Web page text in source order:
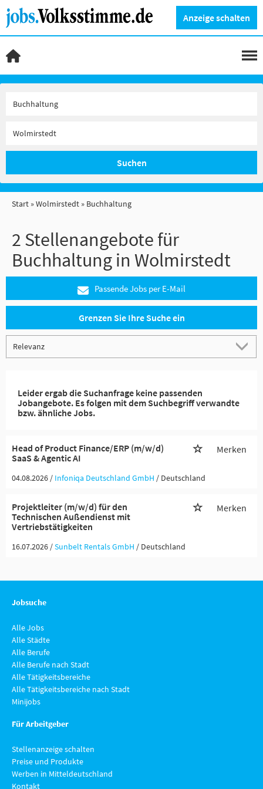
Anzeige schalten
Suchen
Start Wolmirstedt Buchhaltung
2 Stellenangebote für
Buchhaltung in Wolmirstedt
Passende Jobs per E-Mail
Grenzen Sie Ihre Suche ein
Leider ergab die Suchanfrage keine passenden
Jobangebote. Es folgen mit dem Suchbegriff verwandte
bzw. ähnliche Jobs.
Head of Product Finance/ERP (m/w/d)
SaaS & Agentic AI
Merken
04.08.2026 / Infoniqa Deutschland GmbH / Deutschland
Projektleiter (m/w/d) für den
Technischen Außendienst mit
Vertriebstätigkeiten
Merken
16.07.2026 /Sunbelt Rentals GmbH / Deutschland
Jobsuche
Alle Jobs
Alle Städte
Alle Berufe
Alle Berufe nach Stadt
Alle Tätigkeitsbereiche
Alle Tätigkeitsbereiche nach Stadt
Minijobs
Für Arbeitgeber
Stellenanzeige schalten
Preise und Produkte
Werben in Mitteldeutschland
Kontakt